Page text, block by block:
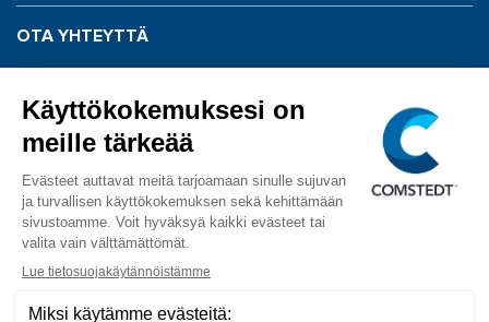
OTA YHTEYTTÄ
Huolto: 020 198 0043
info@comstedt.fi
SEURAA MEITÄ